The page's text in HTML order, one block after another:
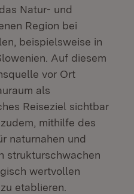
Natur- und
Region bei
beispielsweise in
Auf diesem
vor Ort
als
Reiseziel sichtbar
mithilfe des
naturnahen und
strukturschwachen
wertvollen
etablieren.